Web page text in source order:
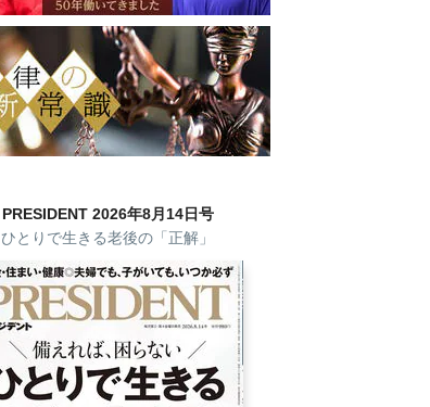
PRESIDENT 2026年8月14日号
ひとりで生きる老後の「正解」